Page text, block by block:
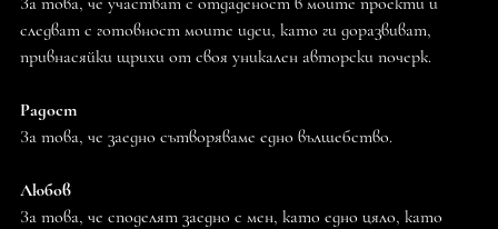
следват с готовност моите идеи, като ги доразвиват,
привнасяйки щрихи от своя уникален авторски почерк.
Радост
За това, че заедно сътворяваме едно вълшебство.
Любов
За това, че споделят заедно с мен, като едно цяло, като